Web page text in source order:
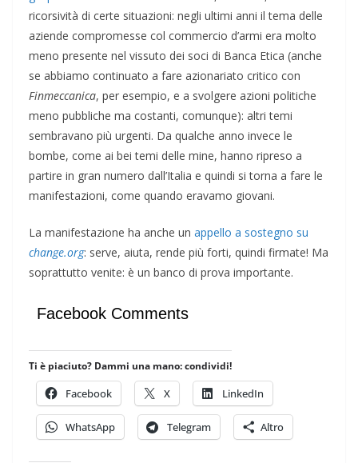
ricorsività di certe situazioni: negli ultimi anni il tema delle
aziende compromesse col commercio d’armi era molto
meno presente nel vissuto dei soci di Banca Etica (anche
se abbiamo continuato a fare azionariato critico con
Finmeccanica, per esempio, e a svolgere azioni politiche
meno pubbliche ma costanti, comunque): altri temi
sembravano più urgenti. Da qualche anno invece le
bombe, come ai bei temi delle mine, hanno ripreso a
partire in gran numero dall’Italia e quindi si torna a fare le
manifestazioni, come quando eravamo giovani.
La manifestazione ha anche un appello a sostegno su
change.org: serve, aiuta, rende più forti, quindi firmate! Ma
soprattutto venite: è un banco di prova importante.
Facebook Comments
Ti è piaciuto? Dammi una mano: condividi!
Facebook X LinkedIn
WhatsApp Telegram Altro